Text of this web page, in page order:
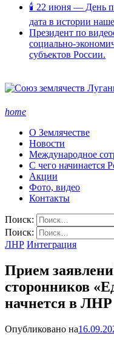
🕯 22 июня — День
дата в истории
Президент по
социально-
субъектов России.
home
О Землячестве
Новости
Международное
С чего начинается
Акции
Фото, видео
Контакты
Поиск:
Поиск:
ЛНР Интеграция
Прием
сторонников
начнется в ЛНР
Опубликовано на